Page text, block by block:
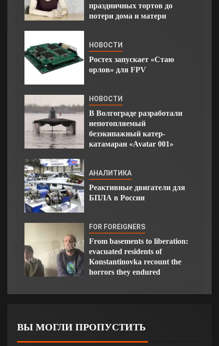
праздничных тортов до
потери дома и матери
НОВОСТИ
Ростех запускает «Стаю
орлов» для FPV
НОВОСТИ
В Волгограде разработали
непотопляемый
безэкипажный катер-
катамаран «Avatar 001»
АНАЛИТИКА
Реактивные двигатели для
БПЛА в России
FOR FOREIGNERS
From basements to liberation:
evacuated residents of
Konstantinovka recount the
horrors they endured
ВЫ МОГЛИ ПРОПУСТИТЬ